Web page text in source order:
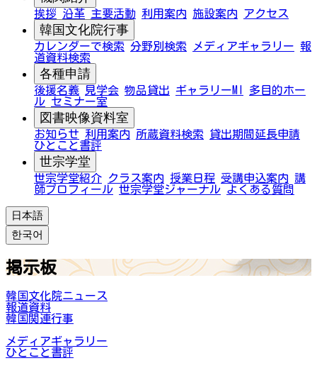
挨拶 沿革 主要活動 利用案内 施設案内 アクセス
韓国文化院行事
カレンダーで検索 分野別検索 メディアギャラリー 報
道資料検索
各種申請
後援名義 見学会 物品貸出 ギャラリーMI
多目的ホー
ル セミナー室
図書映像資料室
お知らせ 利用案内 所蔵資料検索
貸出期間延長申請
ひとこと書評
世宗学堂
世宗学堂紹介 クラス案内 授業日程 受講申込案内 講
師プロフィール 世宗学堂ジャーナル よくある質問
日本語
한국어
掲示板
韓国文化院ニュース
報道資料
韓国関連行事
メディアギャラリー
ひとこと書評